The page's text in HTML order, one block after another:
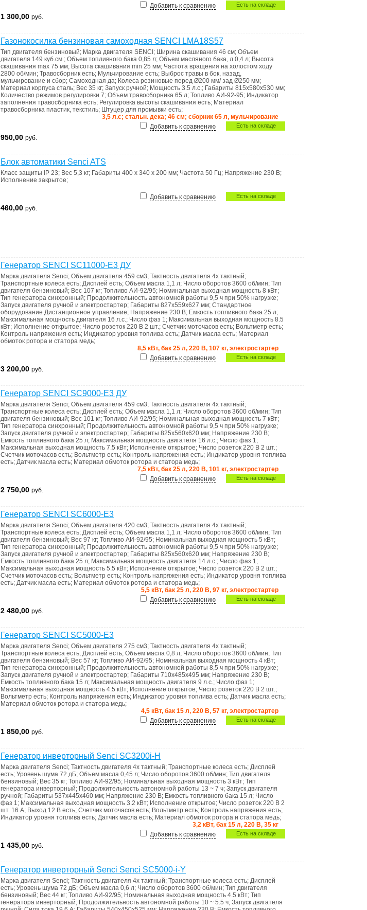
Есть на складе
Добавить к сравнению
1 300,00 руб.
Газонокосилка бензиновая самоходная SENCI LMA18S57
Тип двигателя бензиновый; Марка двигателя SENCI ; Ширина скашивания 46 см; Объем
двигателя 149 куб.см.; Объем топливного бака 0,85 л; Объем масляного бака, л 0,4 л; Высота
скашивания max 75 мм; Высота скашивания min 25 мм; Частота вращения на холостом ходу
2800 об/мин; Травосборник есть; Мульчирование есть; Выброс травы в бок, назад,
мульчирование и сбор; Самоходная да; Колеса резиновые перед Ø200 мм/ зад Ø250 мм;
Материал корпуса сталь; Вес 35 кг; Запуск ручной; Мощность 3.5 л.с.; Габариты 815x580x530 мм;
Количество режимов регулировки 7; Объем травосборника 65 л; Топливо АИ-92-95; Индикатоp
запoлнения травoсборника есть; Регулировка высоты скашивания есть; Материал
травосборника пластик, текстиль; Штуцер для промывки есть;
3,5 л.с; стальн. дека; 46 см; сборник 65 л, мульчирование
Есть на складе
Добавить к сравнению
950,00 руб.
Блок автоматики Senci ATS
Класс защиты IP 23; Вес 5,3 кг; Габариты 400 x 340 x 200 мм; Частота 50 Гц; Напряжение 230 В;
Исполнение закрытое;
Есть на складе
Добавить к сравнению
460,00 руб.
Генератор SENCI SC11000-E3 ДУ
Марка двигателя Senci; Объем двигателя 459 см3; Тактность двигателя 4х тактный;
Транспортные колеса есть; Дисплей есть; Объем масла 1,1 л; Число оборотов 3600 об/мин; Тип
двигателя бензиновый; Вес 107 кг; Топливо АИ-92/95; Номинальная выходная мощность 8 кВт;
Тип генератора синхронный; Продолжительность автономной работы 9,5 ч при 50% нагрузке;
Запуск двигателя ручной и электростартер; Габариты 827х559х627 мм; Стандартное
оборудование Дистанционное управление; Напряжение 230 В; Емкость топливного бака 25 л;
Максимальная мощность двигателя 16 л.с.; Число фаз 1; Максимальная выходная мощность 8.5
кВт; Исполнение открытое; Число розеток 220 В 2 шт.; Счетчик моточасов есть; Вольтметр есть;
Контроль напряжения есть; Индикатор уровня топлива есть; Датчик масла есть; Материал
обмоток ротора и статора медь;
8,5 кВт, бак 25 л, 220 В, 107 кг, электростартер
Есть на складе
Добавить к сравнению
3 200,00 руб.
Генератор SENCI SC9000-E3 ДУ
Марка двигателя Senci; Объем двигателя 459 см3; Тактность двигателя 4х тактный;
Транспортные колеса есть; Дисплей есть; Объем масла 1,1 л; Число оборотов 3600 об/мин; Тип
двигателя бензиновый; Вес 101 кг; Топливо АИ-92/95; Номинальная выходная мощность 7 кВт;
Тип генератора синхронный; Продолжительность автономной работы 9,5 ч при 50% нагрузке;
Запуск двигателя ручной и электростартер; Габариты 825х560х620 мм; Напряжение 230 В;
Емкость топливного бака 25 л; Максимальная мощность двигателя 16 л.с.; Число фаз 1;
Максимальная выходная мощность 7.5 кВт; Исполнение открытое; Число розеток 220 В 2 шт.;
Счетчик моточасов есть; Вольтметр есть; Контроль напряжения есть; Индикатор уровня топлива
есть; Датчик масла есть; Материал обмоток ротора и статора медь;
7,5 кВт, бак 25 л, 220 В, 101 кг, электростартер
Есть на складе
Добавить к сравнению
2 750,00 руб.
Генератор SENCI SC6000-E3
Марка двигателя Senci; Объем двигателя 420 см3; Тактность двигателя 4х тактный;
Транспортные колеса есть; Дисплей есть; Объем масла 1,1 л; Число оборотов 3600 об/мин; Тип
двигателя бензиновый; Вес 97 кг; Топливо АИ-92/95; Номинальная выходная мощность 5 кВт;
Тип генератора синхронный; Продолжительность автономной работы 9,5 ч при 50% нагрузке;
Запуск двигателя ручной и электростартер; Габариты 825х560х620 мм; Напряжение 230 В;
Емкость топливного бака 25 л; Максимальная мощность двигателя 14 л.с.; Число фаз 1;
Максимальная выходная мощность 5.5 кВт; Исполнение открытое; Число розеток 220 В 2 шт.;
Счетчик моточасов есть; Вольтметр есть; Контроль напряжения есть; Индикатор уровня топлива
есть; Датчик масла есть; Материал обмоток ротора и статора медь;
5,5 кВт, бак 25 л, 220 В, 97 кг, электростартер
Есть на складе
Добавить к сравнению
2 480,00 руб.
Генератор SENCI SC5000-E3
Марка двигателя Senci; Объем двигателя 275 см3; Тактность двигателя 4х тактный;
Транспортные колеса есть; Дисплей есть; Объем масла 0,8 л; Число оборотов 3600 об/мин; Тип
двигателя бензиновый; Вес 57 кг; Топливо АИ-92/95; Номинальная выходная мощность 4 кВт;
Тип генератора синхронный; Продолжительность автономной работы 8,5 ч при 50% нагрузке;
Запуск двигателя ручной и электростартер; Габариты 710х485х495 мм; Напряжение 230 В;
Емкость топливного бака 15 л; Максимальная мощность двигателя 9 л.с.; Число фаз 1;
Максимальная выходная мощность 4.5 кВт; Исполнение открытое; Число розеток 220 В 2 шт.;
Вольтметр есть; Контроль напряжения есть; Индикатор уровня топлива есть; Датчик масла есть;
Материал обмоток ротора и статора медь;
4,5 кВт, бак 15 л, 220 В, 57 кг, электростартер
Есть на складе
Добавить к сравнению
1 850,00 руб.
Генератор инверторный Senci SC3200i-H
Марка двигателя Senci; Тактность двигателя 4х тактный; Транспортные колеса есть; Дисплей
есть; Уровень шума 72 дБ; Объем масла 0,45 л; Число оборотов 3600 об/мин; Тип двигателя
бензиновый; Вес 35 кг; Топливо АИ-92/95; Номинальная выходная мощность 3 кВт; Тип
генератора инверторный; Продолжительность автономной работы 13 ~ 7 ч; Запуск двигателя
ручной; Габариты 537х445х460 мм; Напряжение 230 В; Емкость топливного бака 15 л; Число
фаз 1; Максимальная выходная мощность 3.2 кВт; Исполнение открытое; Число розеток 220 В 2
шт. 16 А; Выход 12 В есть; Счетчик моточасов есть; Вольтметр есть; Контроль напряжения есть;
Индикатор уровня топлива есть; Датчик масла есть; Материал обмоток ротора и статора медь;
3,2 кВт, бак 15 л, 220 В, 35 кг
Есть на складе
Добавить к сравнению
1 435,00 руб.
Генератор инверторный Senci Senci SC5000-i-Y
Марка двигателя Senci; Тактность двигателя 4х тактный; Транспортные колеса есть; Дисплей
есть; Уровень шума 72 дБ; Объем масла 0,6 л; Число оборотов 3600 об/мин; Тип двигателя
бензиновый; Вес 44 кг; Топливо АИ-92/95; Номинальная выходная мощность 4.5 кВт; Тип
генератора инверторный; Продолжительность автономной работы 10 ~ 5.5 ч; Запуск двигателя